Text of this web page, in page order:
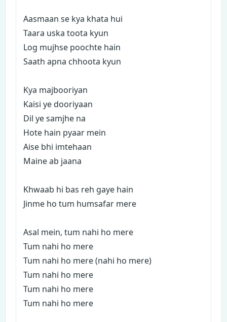
Aasmaan se kya khata hui
Taara uska toota kyun
Log mujhse poochte hain
Saath apna chhoota kyun
Kya majbooriyan
Kaisi ye dooriyaan
Dil ye samjhe na
Hote hain pyaar mein
Aise bhi imtehaan
Maine ab jaana
Khwaab hi bas reh gaye hain
Jinme ho tum humsafar mere
Asal mein, tum nahi ho mere
Tum nahi ho mere
Tum nahi ho mere (nahi ho mere)
Tum nahi ho mere
Tum nahi ho mere
Tum nahi ho mere